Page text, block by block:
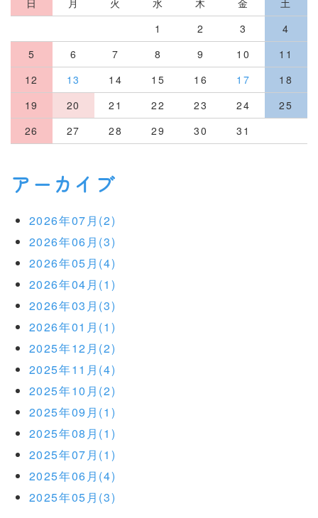
日 月 火 水 木 金
土
1
2 3
4
5
6 7 8 9 10
11
12
13 14 15 16 17
18
19
20 21 22 23 24
25
26
27 28 29 30 31
アーカイブ
2026年07月(2)
2026年06月(3)
2026年05月(4)
2026年04月(1)
2026年03月(3)
2026年01月(1)
2025年12月(2)
2025年11月(4)
2025年10月(2)
2025年09月(1)
2025年08月(1)
2025年07月(1)
2025年06月(4)
2025年05月(3)